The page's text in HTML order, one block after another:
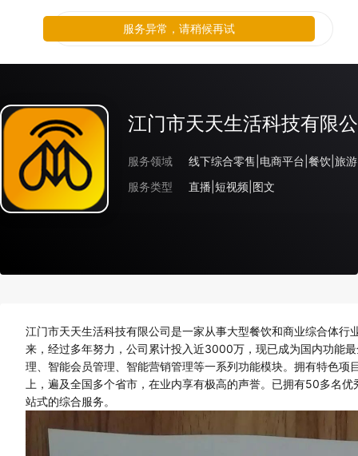
江门市天天生活科技有限
服务领域
线下综合零售|电商平台|餐饮|旅
服务类型
直播|短视频|图文
江门市天天生活科技有限公司是一家从事大型餐饮和商业综合体
来，经过多年努力，公司累计投入近3000万，现已成为国内功能
理、智能会员管理、智能营销管理等一系列功能模块。拥有特色
上，遍及全国多个省市，在业内享有极高的声誉。已拥有50多名
站式的综合服务。
服务异常，请稍候再试